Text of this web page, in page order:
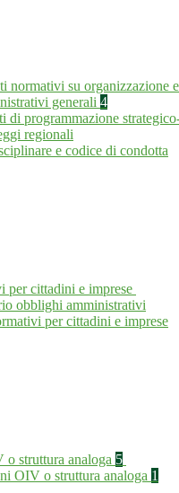
normativi su organizzazione
generali 4
di programmazione
regionali
e codice di condotta
per cittadini e imprese
obblighi amministrativi
per cittadini e imprese
struttura analoga 5
OIV o struttura analoga 1